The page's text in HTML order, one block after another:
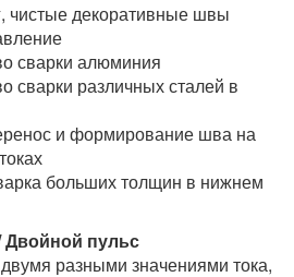
чистые декоративные швы
сварки алюминия
сварки различных сталей в
и формирование шва на
больших толщин в нижнем
Двойной пульс
разными значениями тока,